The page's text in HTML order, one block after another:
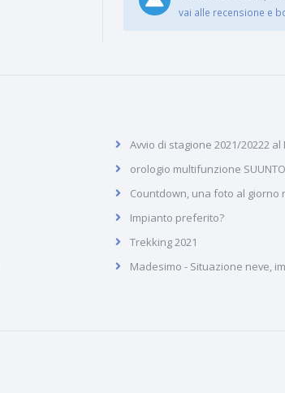
vai alle recensione e
Avvio di stagione 2021/20222
orologio multifunzione SUUNTO
Countdown, una foto al giorno
Impianto preferito?
Trekking 2021
Madesimo - Situazione neve,